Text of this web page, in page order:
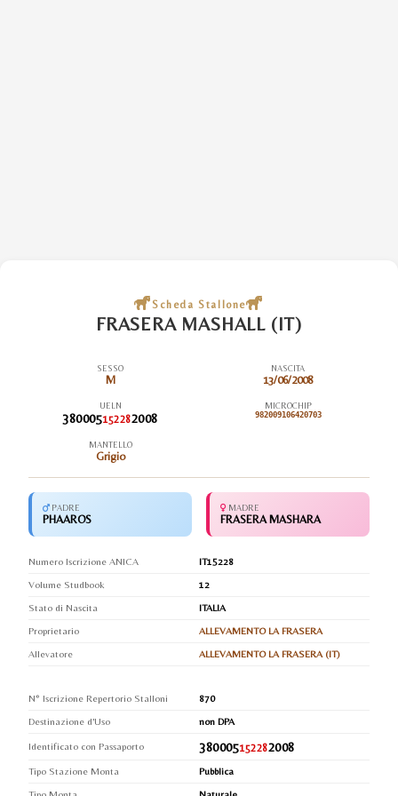
Scheda Stallone
FRASERA MASHALL (IT)
SESSO
M
NASCITA
13/06/2008
UELN
380005152282008
MICROCHIP
982009106420703
MANTELLO
Grigio
PADRE
PHAAROS
MADRE
FRASERA MASHARA
Numero Iscrizione ANICA
IT15228
Volume Studbook
12
Stato di Nascita
ITALIA
Proprietario
ALLEVAMENTO LA FRASERA
Allevatore
ALLEVAMENTO LA FRASERA (IT)
N° Iscrizione Repertorio Stalloni
870
Destinazione d'Uso
non DPA
Identificato con Passaporto 380005152282008
Tipo Stazione Monta
Pubblica